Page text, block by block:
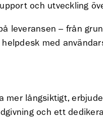
och utveckling
leveransen – från
med
mer långsiktigt,
och ett